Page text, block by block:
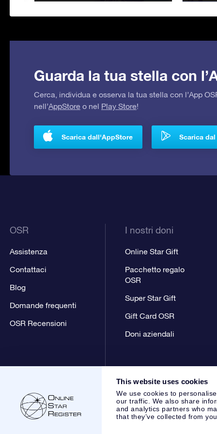
This website uses cookies
We use cookies to
our traffic. We also share
and analytics partners who
that they’ve collected from
Guarda la tua stella con
Cerca, individua e osserva la tua stella con l’App
nell’AppStore o nel Play Store!
Scarica dall'AppStore Scarica
OSR
Assistenza
Contattaci
Blog
Domande frequenti
OSR Recensioni
I nostri doni
Online Star Gift
Pacchetto regalo
OSR
Super Star Gift
Gift Card OSR
Doni aziendali